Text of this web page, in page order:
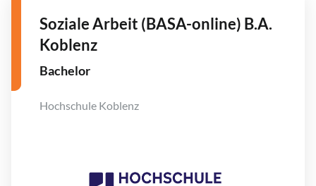
Soziale Arbeit (BASA-online) B.A.
Koblenz
Bachelor
Hochschule Koblenz